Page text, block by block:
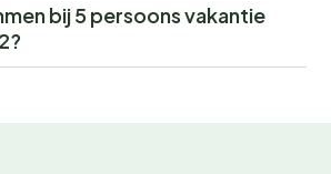
bij 5 persoons vakantie